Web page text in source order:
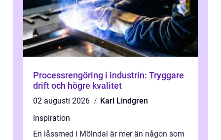
Processrengöring i industrin: Tryggare
drift och högre kvalitet
02 augusti 2026
Karl Lindgren
inspiration
En låssmed i Mölndal är mer än någon som